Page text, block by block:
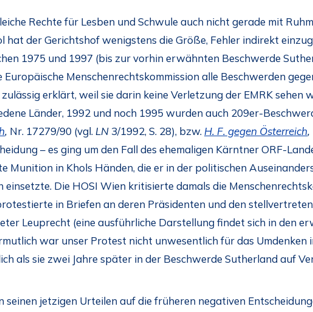
Rechte für Lesben und Schwule auch nicht gerade mit
hat der Gerichtshof wenigstens die Größe, Fehler indirekt
1975 und 1997 (bis zur vorhin erwähnten Beschwerde
Menschenrechtskommission alle Beschwerden
erklärt, weil sie darin keine Verletzung der EMRK sehen
Länder, 1992 und noch 1995 wurden auch 209er-
, Nr. 17279/90 (vgl.LN 3/1992, S. 28), bzw.H. F. gegen Österreich,
– es ging um den Fall des ehemaligen Kärntner ORF-
Munition in Khols Händen, die er in der politischen
Die HOSI Wien kritisierte damals die
in Briefen an deren Präsidenten und den
Leuprecht (eine ausführliche Darstellung findet sich in den
war unser Protest nicht unwesentlich für das Umdenken
als sie zwei Jahre später in der Beschwerde Sutherland auf
seinen jetzigen Urteilen auf die früheren negativen